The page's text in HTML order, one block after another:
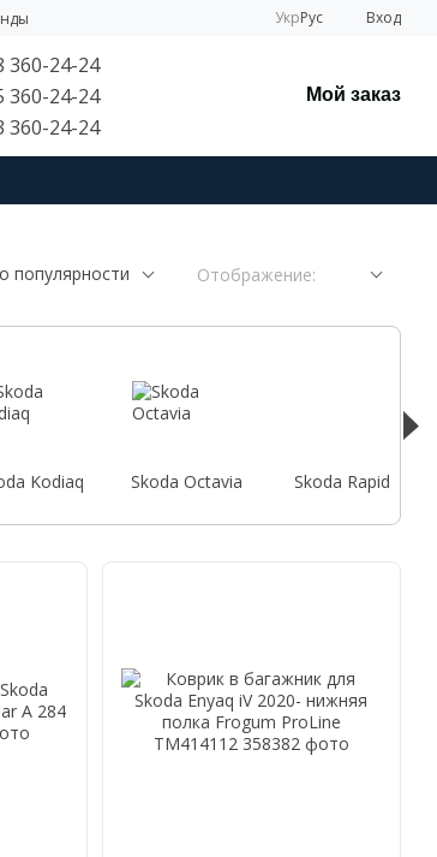
УкрРус Вход
360-24-24
360-24-24
360-24-24
Мой заказ
популярности Отображение:
Kodiaq Skoda Octavia Skoda Rapid